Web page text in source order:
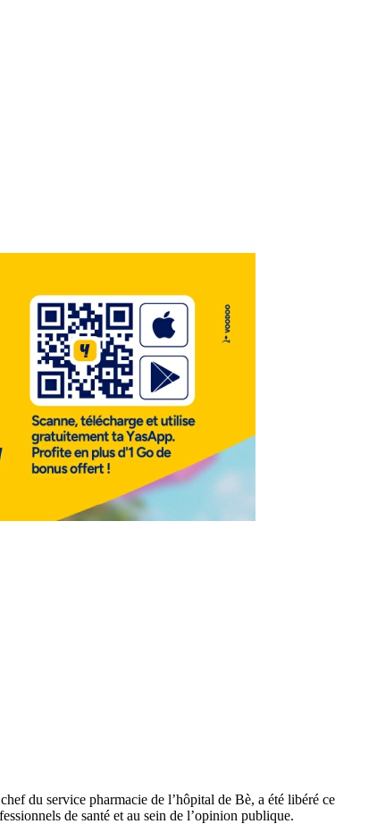
du service pharmacie de l’hôpital de Bè, a été libéré ce
de santé et au sein de l’opinion publique.